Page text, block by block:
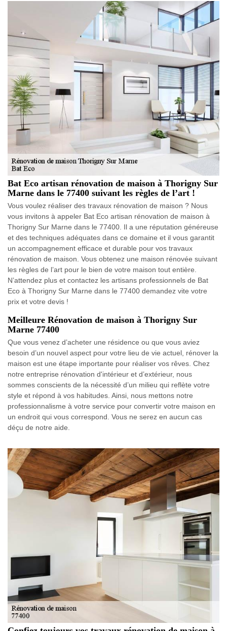
Bat Eco artisan rénovation de maison à Thorigny Sur
Marne dans le 77400 suivant les règles de l’art !
Vous voulez réaliser des travaux rénovation de maison ? Nous
vous invitons à appeler Bat Eco artisan rénovation de maison à
Thorigny Sur Marne dans le 77400. Il a une réputation généreuse
et des techniques adéquates dans ce domaine et il vous garantit
un accompagnement efficace et durable pour vos travaux
rénovation de maison. Vous obtenez une maison rénovée suivant
les règles de l’art pour le bien de votre maison tout entière.
N’attendez plus et contactez les artisans professionnels de Bat
Eco à Thorigny Sur Marne dans le 77400 demandez vite votre
prix et votre devis !
Meilleure Rénovation de maison à Thorigny Sur
Marne 77400
Que vous venez d’acheter une résidence ou que vous aviez
besoin d’un nouvel aspect pour votre lieu de vie actuel, rénover la
maison est une étape importante pour réaliser vos rêves. Chez
notre entreprise rénovation d'intérieur et d’extérieur, nous
sommes conscients de la nécessité d’un milieu qui reflète votre
style et répond à vos habitudes. Ainsi, nous mettons notre
professionnalisme à votre service pour convertir votre maison en
un endroit qui vous correspond. Vous ne serez en aucun cas
déçu de notre aide.